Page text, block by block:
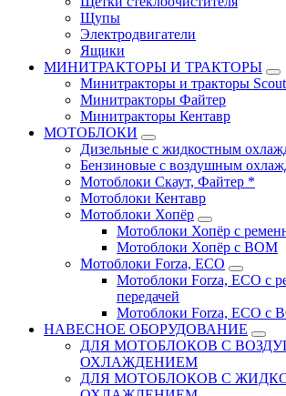
Щупы
Электродвигатели
Ящики
МИНИТРАКТОРЫ И ТРАКТОРЫ
Минитракторы и тракторы
Минитракторы Файтер
Минитракторы Кентавр
МОТОБЛОКИ
Дизельные с жидкостным
Бензиновые с воздушным
Мотоблоки Скаут, Файтер *
Мотоблоки Кентавр
Мотоблоки Хопёр
Мотоблоки Хопёр с
Мотоблоки Хопёр с ВОМ
Мотоблоки Forza, ECO
Мотоблоки Forza, ЕСО с
передачей
Мотоблоки Forza, ЕСО с
НАВЕСНОЕ ОБОРУДОВАНИЕ
ДЛЯ МОТОБЛОКОВ С
ОХЛАЖДЕНИЕМ
ДЛЯ МОТОБЛОКОВ С